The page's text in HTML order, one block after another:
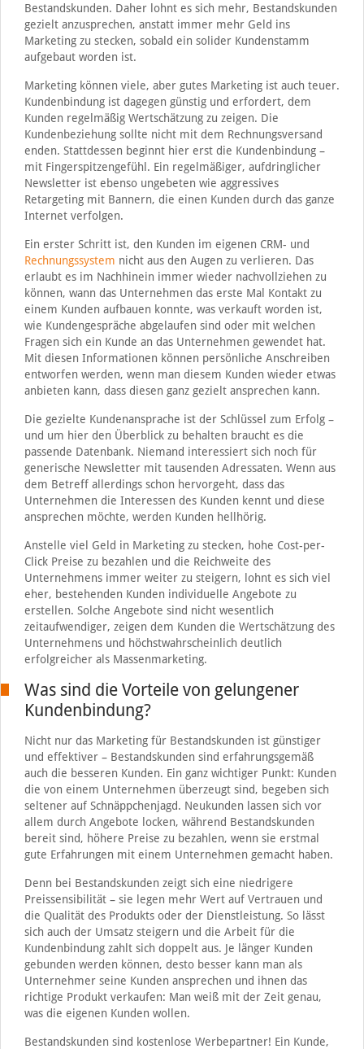
Bestandskunden. Daher lohnt es sich mehr, Bestandskunden
gezielt anzusprechen, anstatt immer mehr Geld ins
Marketing zu stecken, sobald ein solider Kundenstamm
aufgebaut worden ist.
Marketing können viele, aber gutes Marketing ist auch teuer.
Kundenbindung ist dagegen günstig und erfordert, dem
Kunden regelmäßig Wertschätzung zu zeigen. Die
Kundenbeziehung sollte nicht mit dem Rechnungsversand
enden. Stattdessen beginnt hier erst die Kundenbindung –
mit Fingerspitzengefühl. Ein regelmäßiger, aufdringlicher
Newsletter ist ebenso ungebeten wie aggressives
Retargeting mit Bannern, die einen Kunden durch das ganze
Internet verfolgen.
Ein erster Schritt ist, den Kunden im eigenen CRM- und
Rechnungssystem nicht aus den Augen zu verlieren. Das
erlaubt es im Nachhinein immer wieder nachvollziehen zu
können, wann das Unternehmen das erste Mal Kontakt zu
einem Kunden aufbauen konnte, was verkauft worden ist,
wie Kundengespräche abgelaufen sind oder mit welchen
Fragen sich ein Kunde an das Unternehmen gewendet hat.
Mit diesen Informationen können persönliche Anschreiben
entworfen werden, wenn man diesem Kunden wieder etwas
anbieten kann, dass diesen ganz gezielt ansprechen kann.
Die gezielte Kundenansprache ist der Schlüssel zum Erfolg –
und um hier den Überblick zu behalten braucht es die
passende Datenbank. Niemand interessiert sich noch für
generische Newsletter mit tausenden Adressaten. Wenn aus
dem Betreff allerdings schon hervorgeht, dass das
Unternehmen die Interessen des Kunden kennt und diese
ansprechen möchte, werden Kunden hellhörig.
Anstelle viel Geld in Marketing zu stecken, hohe Cost-per-
Click Preise zu bezahlen und die Reichweite des
Unternehmens immer weiter zu steigern, lohnt es sich viel
eher, bestehenden Kunden individuelle Angebote zu
erstellen. Solche Angebote sind nicht wesentlich
zeitaufwendiger, zeigen dem Kunden die Wertschätzung des
Unternehmens und höchstwahrscheinlich deutlich
erfolgreicher als Massenmarketing.
Was sind die Vorteile von gelungener
Kundenbindung?
Nicht nur das Marketing für Bestandskunden ist günstiger
und effektiver – Bestandskunden sind erfahrungsgemäß
auch die besseren Kunden. Ein ganz wichtiger Punkt: Kunden
die von einem Unternehmen überzeugt sind, begeben sich
seltener auf Schnäppchenjagd. Neukunden lassen sich vor
allem durch Angebote locken, während Bestandskunden
bereit sind, höhere Preise zu bezahlen, wenn sie erstmal
gute Erfahrungen mit einem Unternehmen gemacht haben.
Denn bei Bestandskunden zeigt sich eine niedrigere
Preissensibilität – sie legen mehr Wert auf Vertrauen und
die Qualität des Produkts oder der Dienstleistung. So lässt
sich auch der Umsatz steigern und die Arbeit für die
Kundenbindung zahlt sich doppelt aus. Je länger Kunden
gebunden werden können, desto besser kann man als
Unternehmer seine Kunden ansprechen und ihnen das
richtige Produkt verkaufen: Man weiß mit der Zeit genau,
was die eigenen Kunden wollen.
Bestandskunden sind kostenlose Werbepartner! Ein Kunde,